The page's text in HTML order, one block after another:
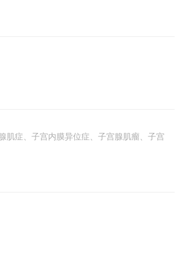
肌症、子宫内膜异位症、子宫腺肌瘤、子宫